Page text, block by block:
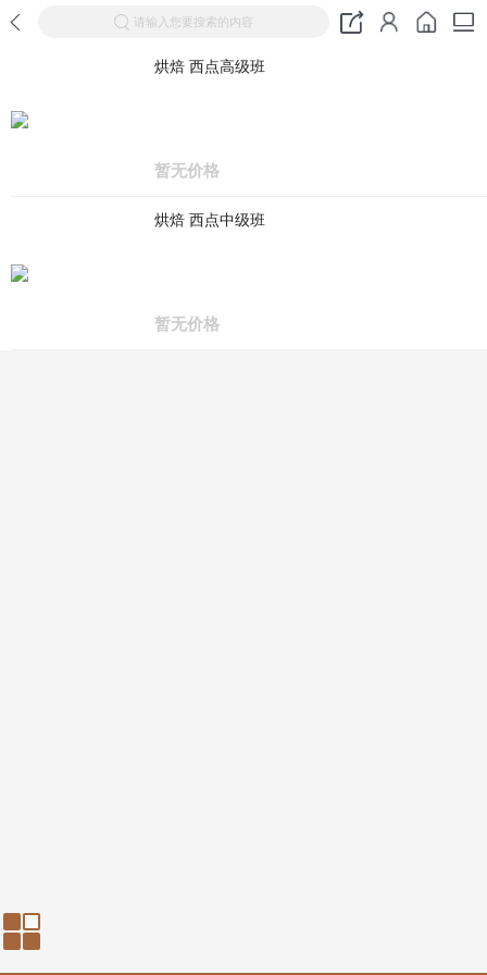
请输入您要搜索的内容
烘焙 西点高级班
暂无价格
烘焙 西点中级班
暂无价格